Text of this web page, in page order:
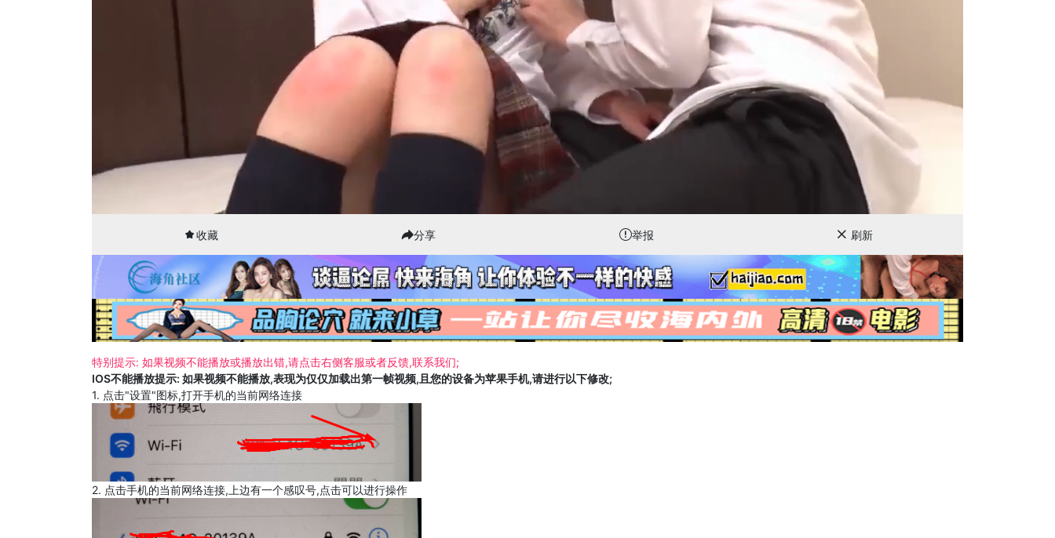
00:08
收藏 分享 举报 刷新
特别提示: 如果视频不能播放或播放出错,请点击右侧客服或者反馈,联系我们;
IOS不能播放提示: 如果视频不能播放,表现为仅仅加载出第一帧视频,且您的设备为苹果手机,请进行以下修改;
1. 点击"设置"图标,打开手机的当前网络连接
2. 点击手机的当前网络连接,上边有一个感叹号,点击可以进行操作